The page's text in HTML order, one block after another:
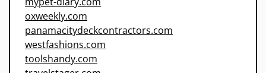
oxweekly.com
panamacitydeckcontractors.com
westfashions.com
toolshandy.com